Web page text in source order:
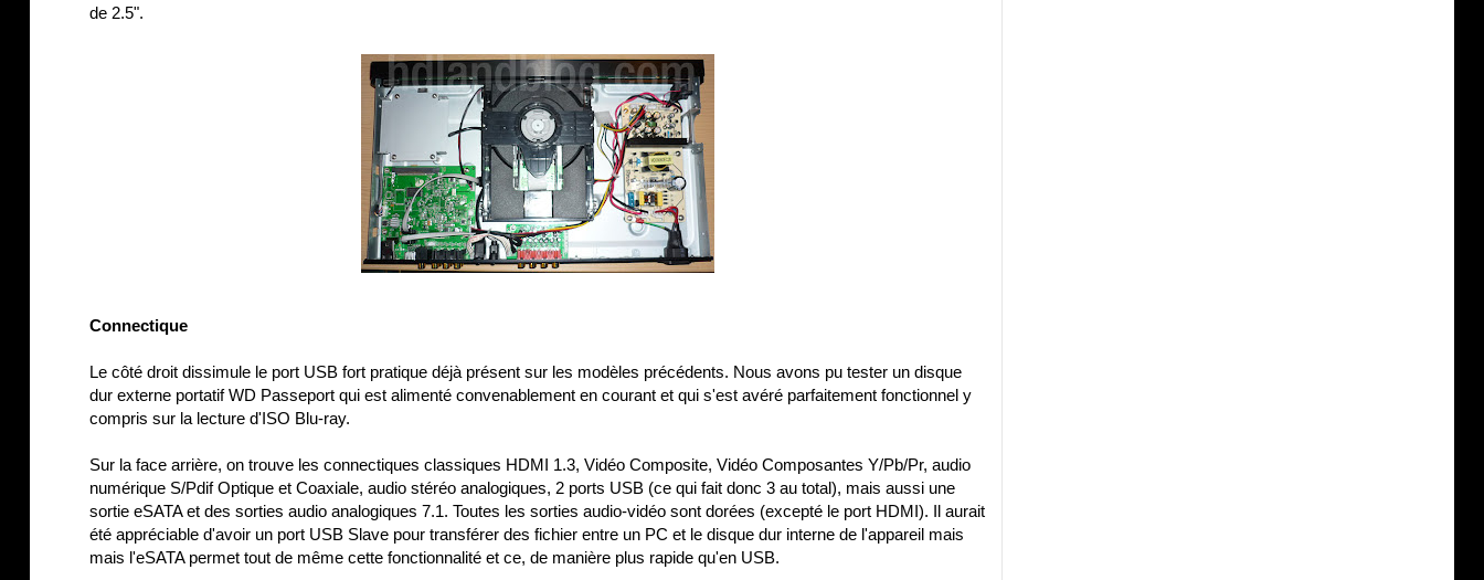
de 2.5".
Connectique
Le côté droit dissimule le port USB fort pratique déjà présent sur les modèles précédents. Nous avons pu tester un disque
dur externe portatif WD Passeport qui est alimenté convenablement en courant et qui s'est avéré parfaitement fonctionnel y
compris sur la lecture d'ISO Blu-ray.
Sur la face arrière, on trouve les connectiques classiques HDMI 1.3, Vidéo Composite, Vidéo Composantes Y/Pb/Pr, audio
numérique S/Pdif Optique et Coaxiale, audio stéréo analogiques, 2 ports USB (ce qui fait donc 3 au total), mais aussi une
sortie eSATA et des sorties audio analogiques 7.1. Toutes les sorties audio-vidéo sont dorées (excepté le port HDMI). Il aurait
été appréciable d'avoir un port USB Slave pour transférer des fichier entre un PC et le disque dur interne de l'appareil mais
mais l'eSATA permet tout de même cette fonctionnalité et ce, de manière plus rapide qu'en USB.